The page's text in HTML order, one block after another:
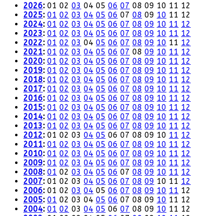
2026: 01 02 03 04 05 06 07 08 09 10 11 12
2025: 01 02 03 04 05 06 07 08 09 10 11 12
2024: 01 02 03 04 05 06 07 08 09 10 11 12
2023: 01 02 03 04 05 06 07 08 09 10 11 12
2022: 01 02 03 04 05 06 07 08 09 10 11 12
2021: 01 02 03 04 05 06 07 08 09 10 11 12
2020: 01 02 03 04 05 06 07 08 09 10 11 12
2019: 01 02 03 04 05 06 07 08 09 10 11 12
2018: 01 02 03 04 05 06 07 08 09 10 11 12
2017: 01 02 03 04 05 06 07 08 09 10 11 12
2016: 01 02 03 04 05 06 07 08 09 10 11 12
2015: 01 02 03 04 05 06 07 08 09 10 11 12
2014: 01 02 03 04 05 06 07 08 09 10 11 12
2013: 01 02 03 04 05 06 07 08 09 10 11 12
2012: 01 02 03 04 05 06 07 08 09 10 11 12
2011: 01 02 03 04 05 06 07 08 09 10 11 12
2010: 01 02 03 04 05 06 07 08 09 10 11 12
2009: 01 02 03 04 05 06 07 08 09 10 11 12
2008: 01 02 03 04 05 06 07 08 09 10 11 12
2007: 01 02 03 04 05 06 07 08 09 10 11 12
2006: 01 02 03 04 05 06 07 08 09 10 11 12
2005: 01 02 03 04 05 06 07 08 09 10 11 12
2004: 01 02 03 04 05 06 07 08 09 10 11 12